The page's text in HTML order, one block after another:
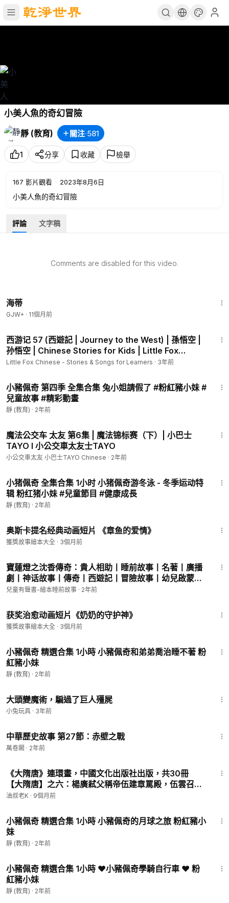
小美人魚的奇幻冒險
靜 (教育)
關注·581
1 分享 收藏 檢舉
167 影片觀看 · 2023年8月6日
小美人魚的奇幻冒險
評論 文字稿
Comments are disabled for this video.
海蒂
GJW+ · 11個月前
西游记 57 (西遊記 | Journey to the West) | 孫悟空 |
孙悟空 | Chinese Stories for Kids | Little Fox
Chinese
Little Fox Chinese - Stories & Songs for Learners · 3年前
小豬佩奇 第四季 全集合集 兔小姐請假了 #粉紅豬小妹 #
兒童故事 #精彩動畫
靜 (教育) · 2年前
魔法公交车 太友 第6集 | 魔法锦标赛（下）| 小巴士
TAYO l 小公交車太友士TAYO
小公交車太友 小巴士TAYO Chinese · 2年前
小猪佩奇 全集合集 1小时 小猪佩奇游冬泳 - 冬季运动特
辑 粉红猪小妹 #兒童節目 #健康成長
靜 (教育) · 2年前
奥斯卡提名经典动画短片 《章鱼的爱情》
獲獎故事繪本大全 · 3個月前
寶蓮燈之沈香傳奇：貴人相助丨睡前故事丨名著丨廣播
劇丨神话故事丨傳奇丨西遊記丨冒險故事丨幼兒啟蒙丨
啟蒙丨寓言丨少兒丨國學丨有聲故事丨有聲書丨兒童故
兒童有聲書-繪本睡前故事 · 2年前
获奖治愈动画短片《奶奶的守护神》
獲獎故事繪本大全 · 3個月前
小豬佩奇 精選合集 1小時 小豬佩奇和弟弟喬治睡不著 粉
紅豬小妹
靜 (教育) · 2年前
大頭變魔術，騙過了巨人殭屍
小兔玩具 · 3年前
中華歷史故事 第27節：赤壁之戰
萬卷閣 · 2年前
《大隋唐》連環畫，中國文化出版社出版，共30冊
【大隋唐】之六：楊廣弒父稱帝伍建章罵殿，伍雲召怒
反南陽關。隋唐演義連環畫，歷史故事小人書
油叔老K · 9個月前
小豬佩奇 精選合集 1小時 小豬佩奇的月球之旅 粉紅豬小
妹
靜 (教育) · 2年前
小豬佩奇 精選合集 1小時 ❤️小豬佩奇學騎自行車 ❤️ 粉
紅豬小妹
靜 (教育) · 2年前